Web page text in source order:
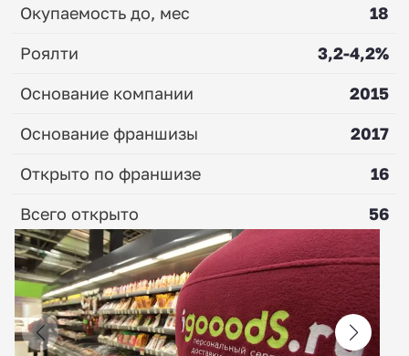
Окупаемость до, мес
18
Роялти
3,2-4,2%
Основание компании
2015
Основание франшизы
2017
Открыто по франшизе
16
Всего открыто
56